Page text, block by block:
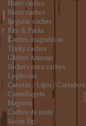
Nano caches
Micro caches
Regular caches
Kits & Packs
Caches magnéticas
Tricky caches
Caches Animais
Stickers para caches
Logbooks
Canetas / Lápis / Carimbos
Camuflagem
Magnets
Caches de noite
Sacos Zip